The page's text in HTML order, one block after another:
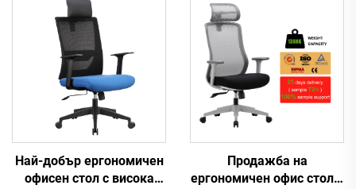
материал, за
конференции, шефски и
секретарски стол от
Китай
дома, метална тъкан,
регулируем пластмасов
изпълнителен офис стол
Най-добър ергономичен
офисен стол с висока
Продажба на
ергономичен офис стол с